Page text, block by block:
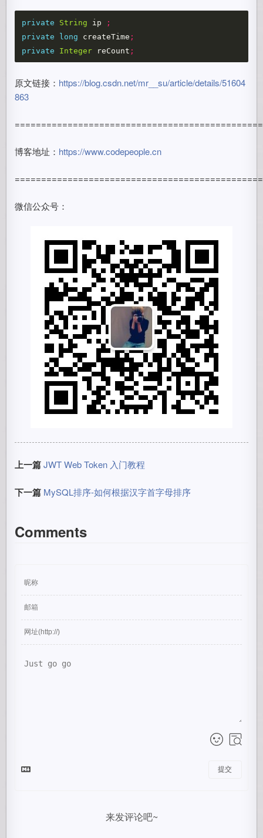
private String ip
;
private
long createTime ;
private
Integer reCount ;
原文链接： https://blog.csdn.net/mr__su/article/details/51604
863
博客地址： https://www.codepeople.cn
微信公众号：
上一篇 JWT Web Token 入门教程
下一篇 MySQL排序-如何根据汉字首字母排序
Comments
提交
来发评论吧~